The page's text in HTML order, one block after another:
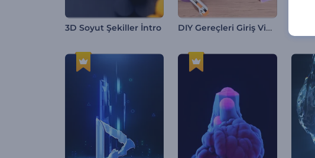
3D Soyut Şekiller İntro DIY Gereçleri Giriş Videosu